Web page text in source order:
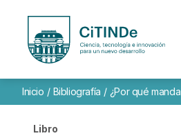
Inicio / Bibliografía / ¿Por qué
Libro